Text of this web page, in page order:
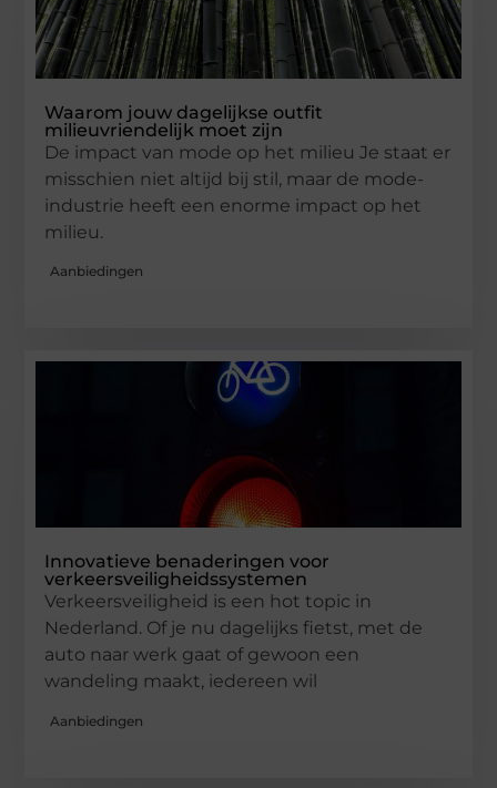
Waarom jouw dagelijkse outfit
milieuvriendelijk moet zijn
De impact van mode op het milieu Je staat er
misschien niet altijd bij stil, maar de mode-
industrie heeft een enorme impact op het
milieu.
Aanbiedingen
Innovatieve benaderingen voor
verkeersveiligheidssystemen
Verkeersveiligheid is een hot topic in
Nederland. Of je nu dagelijks fietst, met de
auto naar werk gaat of gewoon een
wandeling maakt, iedereen wil
Aanbiedingen